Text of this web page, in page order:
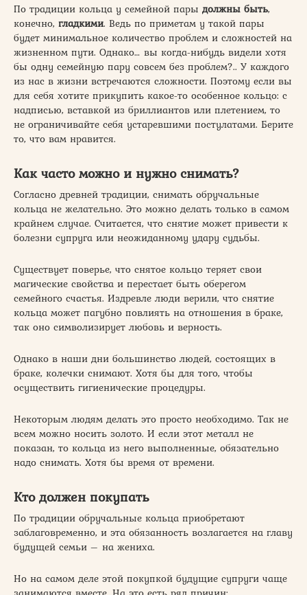
По традиции кольца у семейной пары должны быть,
конечно, гладкими. Ведь по приметам у такой пары
будет минимальное количество проблем и сложностей на
жизненном пути. Однако… вы когда-нибудь видели хотя
бы одну семейную пару совсем без проблем?.. У каждого
из нас в жизни встречаются сложности. Поэтому если вы
для себя хотите прикупить какое-то особенное кольцо: с
надписью, вставкой из бриллиантов или плетением, то
не ограничивайте себя устаревшими постулатами. Берите
то, что вам нравится.
Как часто можно и нужно снимать?
Согласно древней традиции, снимать обручальные
кольца не желательно. Это можно делать только в самом
крайнем случае. Считается, что снятие может привести к
болезни супруга или неожиданному удару судьбы.
Существует поверье, что снятое кольцо теряет свои
магические свойства и перестает быть оберегом
семейного счастья. Издревле люди верили, что снятие
кольца может пагубно повлиять на отношения в браке,
так оно символизирует любовь и верность.
Однако в наши дни большинство людей, состоящих в
браке, колечки снимают. Хотя бы для того, чтобы
осуществить гигиенические процедуры.
Некоторым людям делать это просто необходимо. Так не
всем можно носить золото. И если этот металл не
показан, то кольца из него выполненные, обязательно
надо снимать. Хотя бы время от времени.
Кто должен покупать
По традиции обручальные кольца приобретают
заблаговременно, и эта обязанность возлагается на главу
будущей семьи – на жениха.
Но на самом деле этой покупкой будущие супруги чаще